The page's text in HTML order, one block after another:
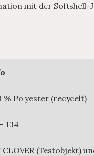
mit der Softshell-
% Polyester (recycelt)
134
CLOVER (Testobjekt)